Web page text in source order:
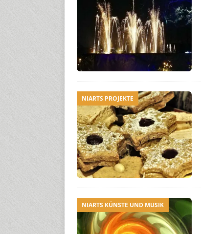
NIARTS PROJEKTE
NIARTS KÜNSTE UND MUSIK